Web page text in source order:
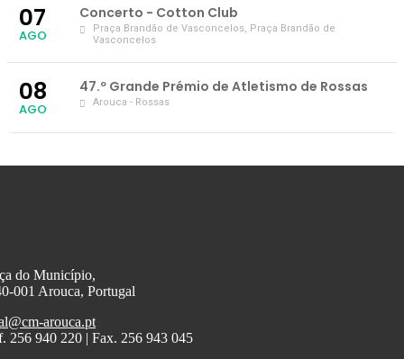
07
AGO
Concerto - Cotton Club
Praça Brandão de Vasconcelos, Praça Brandão de
Vasconcelos
08
AGO
47.º Grande Prémio de Atletismo de Rossas
Arouca - Rossas
do Município,
001 Arouca, Portugal
arouca.pt
256 940 220 | Fax. 256 943 045